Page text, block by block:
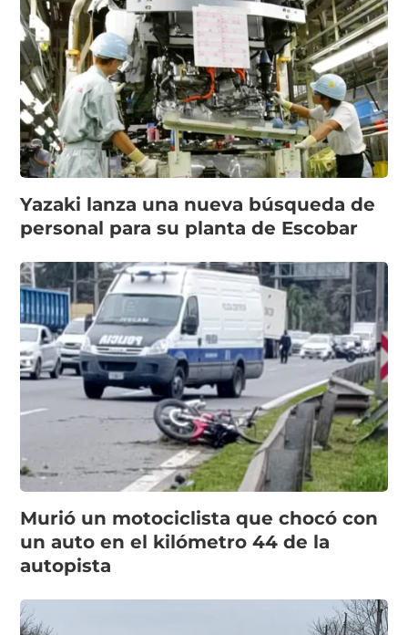
Yazaki lanza una nueva búsqueda de
personal para su planta de Escobar
Murió un motociclista que chocó con
un auto en el kilómetro 44 de la
autopista